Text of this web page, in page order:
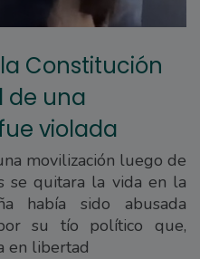
Constitución
de una
violada
movilización luego de
se quitara la vida en la
había sido abusada
su tío político que,
en libertad